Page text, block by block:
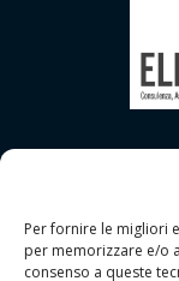
Per fornire le migliori
per memorizzare e/o
consenso a queste